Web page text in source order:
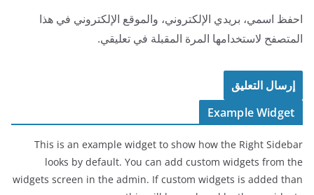
احفظ اسمي، بريدي الإلكتروني، والموقع الإلكتروني في هذا
المتصفح لاستخدامها المرة المقبلة في تعليقي.
Example Widget
This is an example widget to show how the Right Sidebar
looks by default. You can add custom widgets from the
widgets screen in the admin. If custom widgets is added than